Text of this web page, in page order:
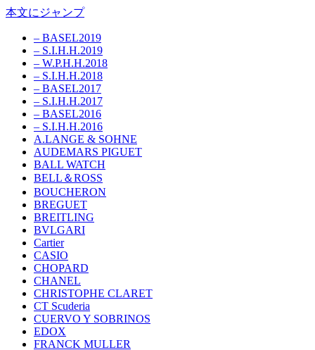
本文にジャンプ
– BASEL2019
– S.I.H.H.2019
– W.P.H.H.2018
– S.I.H.H.2018
– BASEL2017
– S.I.H.H.2017
– BASEL2016
– S.I.H.H.2016
A.LANGE & SOHNE
AUDEMARS PIGUET
BALL WATCH
BELL＆ROSS
BOUCHERON
BREGUET
BREITLING
BVLGARI
Cartier
CASIO
CHOPARD
CHANEL
CHRISTOPHE CLARET
CT Scuderia
CUERVO Y SOBRINOS
EDOX
FRANCK MULLER